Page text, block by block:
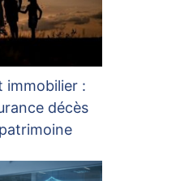
immobilier :
décès